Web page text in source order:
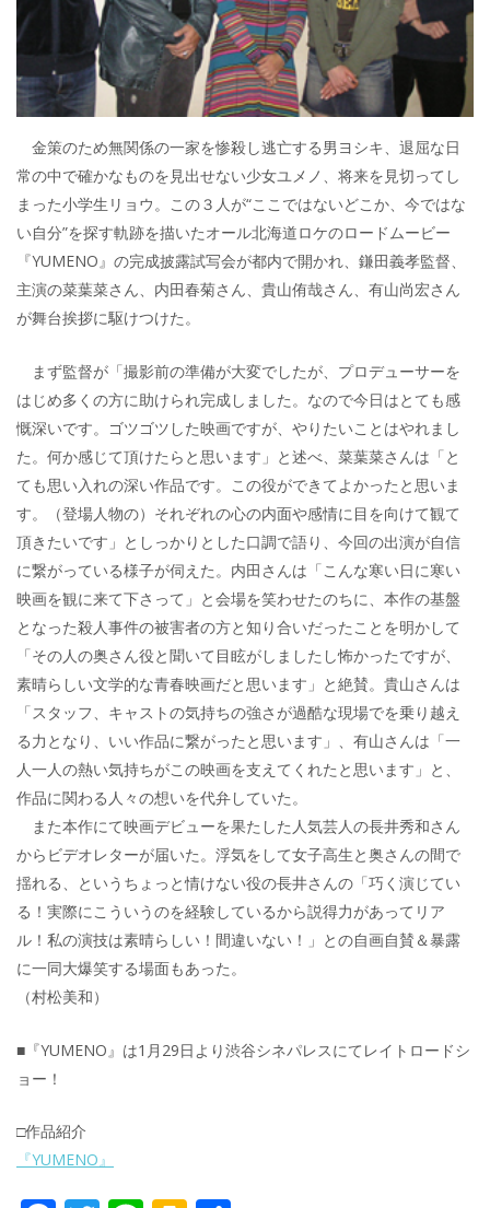
金策のため無関係の一家を惨殺し逃亡する男ヨシキ、退屈な日
常の中で確かなものを見出せない少女ユメノ、将来を見切ってし
まった小学生リョウ。この３人が“ここではないどこか、今ではな
い自分”を探す軌跡を描いたオール北海道ロケのロードムービー
『YUMENO』の完成披露試写会が都内で開かれ、鎌田義孝監督、
主演の菜葉菜さん、内田春菊さん、貴山侑哉さん、有山尚宏さん
が舞台挨拶に駆けつけた。
まず監督が「撮影前の準備が大変でしたが、プロデューサーを
はじめ多くの方に助けられ完成しました。なので今日はとても感
慨深いです。ゴツゴツした映画ですが、やりたいことはやれまし
た。何か感じて頂けたらと思います」と述べ、菜葉菜さんは「と
ても思い入れの深い作品です。この役ができてよかったと思いま
す。（登場人物の）それぞれの心の内面や感情に目を向けて観て
頂きたいです」としっかりとした口調で語り、今回の出演が自信
に繋がっている様子が伺えた。内田さんは「こんな寒い日に寒い
映画を観に来て下さって」と会場を笑わせたのちに、本作の基盤
となった殺人事件の被害者の方と知り合いだったことを明かして
「その人の奥さん役と聞いて目眩がしましたし怖かったですが、
素晴らしい文学的な青春映画だと思います」と絶賛。貴山さんは
「スタッフ、キャストの気持ちの強さが過酷な現場でを乗り越え
る力となり、いい作品に繋がったと思います」、有山さんは「一
人一人の熱い気持ちがこの映画を支えてくれたと思います」と、
作品に関わる人々の想いを代弁していた。
また本作にて映画デビューを果たした人気芸人の長井秀和さん
からビデオレターが届いた。浮気をして女子高生と奥さんの間で
揺れる、というちょっと情けない役の長井さんの「巧く演じてい
る！実際にこういうのを経験しているから説得力があってリア
ル！私の演技は素晴らしい！間違いない！」との自画自賛＆暴露
に一同大爆笑する場面もあった。
（村松美和）
■『YUMENO』は1月29日より渋谷シネパレスにてレイトロードシ
ョー！
□作品紹介
『YUMENO』